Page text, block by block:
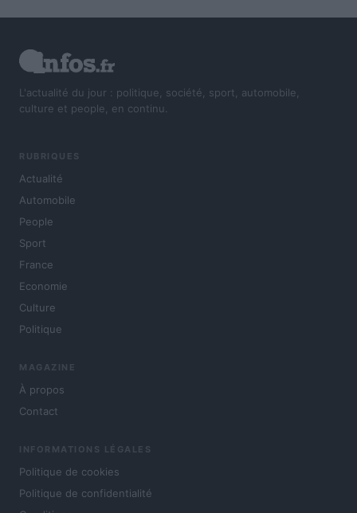
L'actualité du jour : politique, société, sport, automobile,
culture et people, en continu.
RUBRIQUES
Actualité
Automobile
People
Sport
France
Economie
Culture
Politique
MAGAZINE
À propos
Contact
INFORMATIONS LÉGALES
Politique de cookies
Politique de confidentialité